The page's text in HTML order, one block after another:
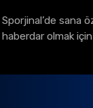
Sporjinal’de sana
haberdar olmak